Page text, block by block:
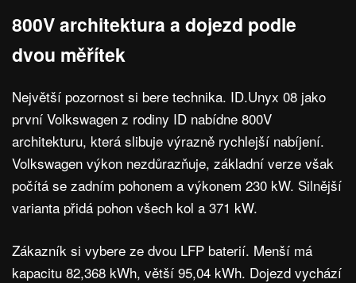
800V architektura a dojezd podle
dvou měřítek
Největší pozornost si bere technika. ID.Unyx 08 jako
první Volkswagen z rodiny ID nabídne 800V
architekturu, která slibuje výrazně rychlejší nabíjení.
Volkswagen výkon nezdůrazňuje, základní verze však
počítá se zadním pohonem a výkonem 230 kW. Silnější
varianta přidá pohon všech kol a 371 kW.
Zákazník si vybere ze dvou LFP baterií. Menší má
kapacitu 82,368 kWh, větší 95,04 kWh. Dojezd vychází